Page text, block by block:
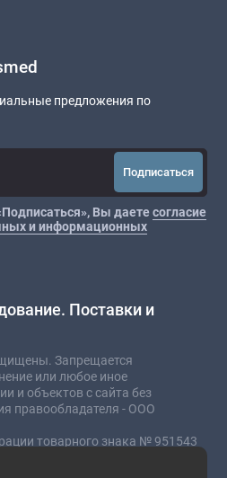
предложения по
Подписаться
Вы даетесогласие
и информационных
Поставки и
Запрещается
или любое иное
и объектов с сайта без
правообладателя - ООО
товарного знака № 951543